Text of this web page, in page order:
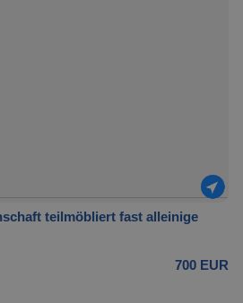
teilmöbliert fast alleinige
700 EUR